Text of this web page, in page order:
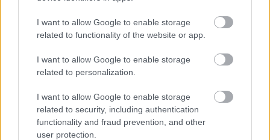
I want to allow Google to enable storage
related to functionality of the website or app.
I want to allow Google to enable storage
related to personalization.
I want to allow Google to enable storage
related to security, including authentication
functionality and fraud prevention, and other
user protection.
VECSEI H. MIKLÓS A ZSÁMBÉKI NYÁRI